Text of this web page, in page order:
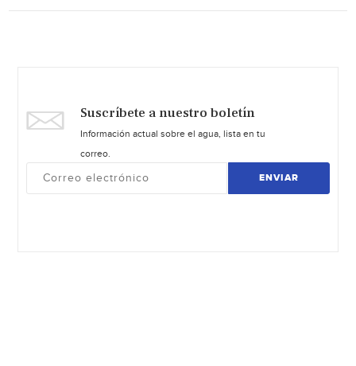
Suscríbete a nuestro boletín
Información actual sobre el agua, lista en tu
correo.
ENVIAR